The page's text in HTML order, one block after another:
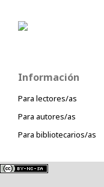
Información
Para lectores/as
Para autores/as
Para bibliotecarios/as